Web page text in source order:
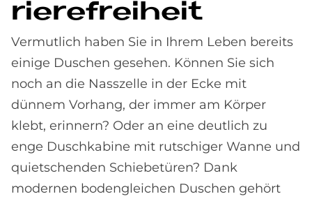
rie­re­frei­heit
Vermutlich haben Sie in Ihrem Leben bereits
einige Duschen gesehen. Können Sie sich
noch an die Nasszelle in der Ecke mit
dünnem Vorhang, der immer am Körper
klebt, erinnern? Oder an eine deutlich zu
enge Duschkabine mit rutschiger Wanne und
quietschenden Schiebetüren? Dank
modernen bodengleichen Duschen gehört